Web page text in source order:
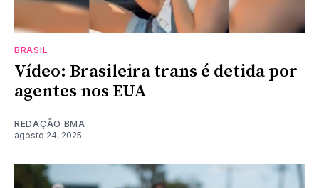
BRASIL
Vídeo: Brasileira trans é detida por
agentes nos EUA
REDAÇÃO BMA
agosto 24, 2025